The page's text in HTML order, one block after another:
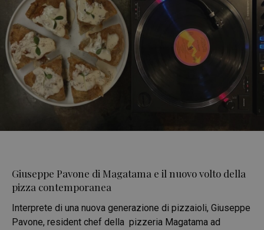
Giuseppe Pavone di Magatama e il nuovo volto della
pizza contemporanea
Interprete di una nuova generazione di pizzaioli, Giuseppe
Pavone, resident chef della pizzeria Magatama ad